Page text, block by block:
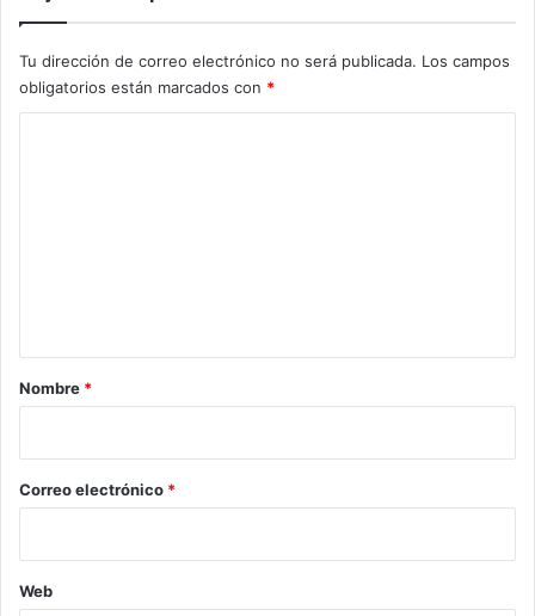
Tu dirección de correo electrónico no será publicada. Los campos
obligatorios están marcados con *
r
*
Nombre *
Correo electrónico *
Web